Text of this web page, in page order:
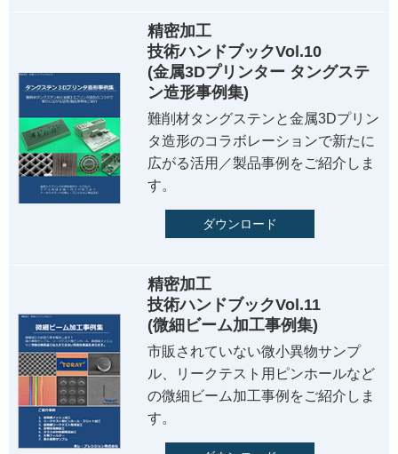
精密加工
技術ハンドブックVol.10
(金属3Dプリンター タングステ
ン造形事例集)
難削材タングステンと金属3Dプリン
タ造形のコラボレーションで新たに
広がる活用／製品事例をご紹介しま
す。
ダウンロード
精密加工
技術ハンドブックVol.11
(微細ビーム加工事例集)
市販されていない微小異物サンプ
ル、リークテスト用ピンホールなど
の微細ビーム加工事例をご紹介しま
す。